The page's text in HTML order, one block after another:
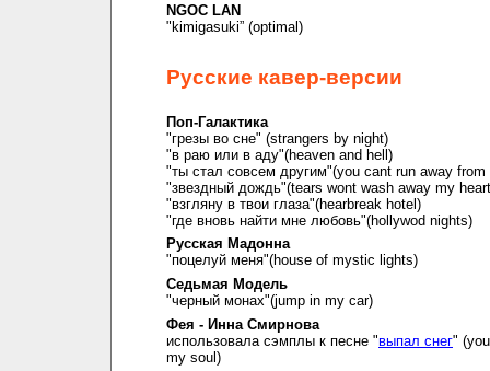
NGOC LAN
"kimigasuki” (optimal)
Русские кавер-версии
Поп-Галактика
"грезы во сне" (strangers by night)
"в раю или в аду"(heaven and hell)
"ты стал совсем другим"(you cant run away from
"звездный дождь"(tears wont wash away my
"взгляну в твои глаза"(hearbreak hotel)
"где вновь найти мне любовь"(hollywod nights)
Русская Мадонна
"поцелуй меня"(house of mystic lights)
Седьмая Модель
"черный монах"(jump in my car)
Фея - Инна Смирнова
использовала сэмплы к песне "выпал снег"
my soul)